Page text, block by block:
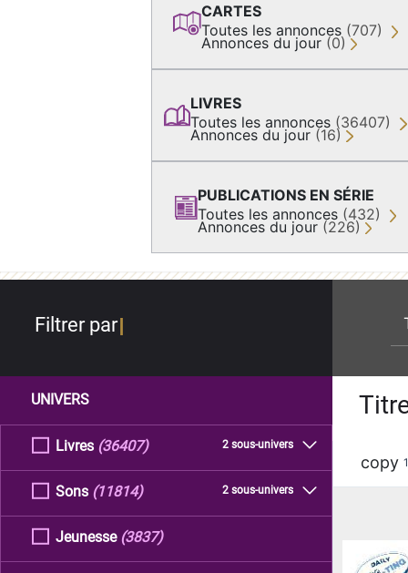
CARTES
Toutes les annonces (707)
Annonces du jour (0)
LIVRES
Toutes les annonces (36407)
Annonces du jour (16)
PUBLICATIONS EN SÉRIE
Toutes les annonces (432)
Annonces du jour (226)
Filtrer par
UNIVERS
Livres 2 sous-univers
(36407)
Sons 2 sous-univers
(11814)
Jeunesse (3837)
copy